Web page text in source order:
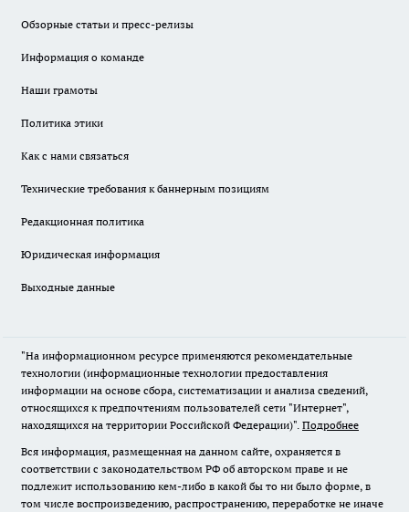
Обзорные статьи и пресс-релизы
Информация о команде
Наши грамоты
Политика этики
Как с нами связаться
Технические требования к баннерным позициям
Редакционная политика
Юридическая информация
Выходные данные
"На информационном ресурсе применяются рекомендательные
технологии (информационные технологии предоставления
информации на основе сбора, систематизации и анализа сведений,
относящихся к предпочтениям пользователей сети "Интернет",
находящихся на территории Российской Федерации)". Подробнее
Вся информация, размещенная на данном сайте, охраняется в
соответствии с законодательством РФ об авторском праве и не
подлежит использованию кем-либо в какой бы то ни было форме, в
том числе воспроизведению, распространению, переработке не иначе